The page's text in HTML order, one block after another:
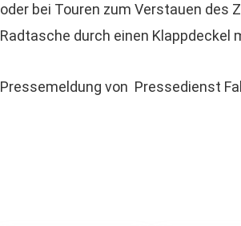
oder bei Touren zum Verstauen des
Radtasche durch einen Klappdeckel
Pressemeldung von Pressedienst